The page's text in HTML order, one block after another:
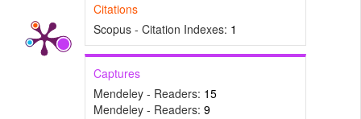
Citations
Scopus - Citation Indexes: 1
Captures
Mendeley - Readers: 15
Mendeley - Readers: 9